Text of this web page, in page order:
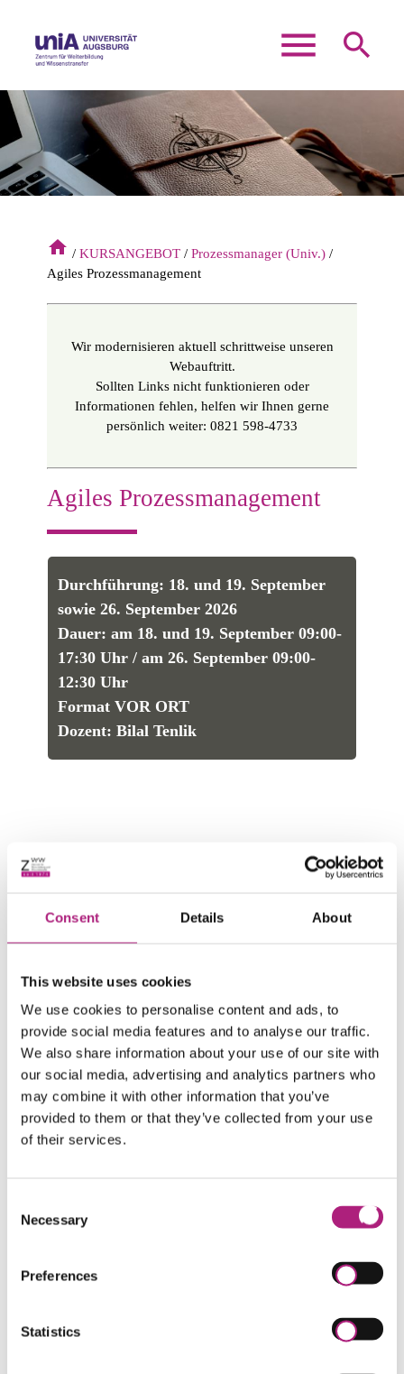
Consent Details About
This website uses cookies
We use cookies to personalise content and ads, to
provide social media features and to analyse our traffic.
We also share information about your use of our site with
our social media, advertising and analytics partners who
may combine it with other information that you’ve
provided to them or that they’ve collected from your use
of their services.
Selection
Necessary
Preferences
Statistics
menu search
Suchbegriffe SUCHEN
home KURSANGEBOT
Prozessmanager (Univ.)
Agiles Prozessmanagement
Wir modernisieren aktuell schrittweise unseren
Webauftritt.
Sollten Links nicht funktionieren oder
Informationen fehlen, helfen wir Ihnen gerne
persönlich weiter: 0821 598-4733
Agiles Prozessmanagement
Durchführung: 18. und 19. September
sowie 26. September 2026
Dauer: am 18. und 19. September 09:00-
17:30 Uhr / am 26. September 09:00-
12:30 Uhr
Format VOR ORT
Dozent: Bilal Tenlik
Nur als Block
beispielhafte agile Methode, mit der schnell griffige
Ergebnisse im Sinne von vorzeigbaren und
diskussionswürdigen Prototypen geschaffen
werden können.
Sie lernen dabei Prozesse aus Kundensicht und
damit bezogen auf den Prozessoutput zu bewerten.
Sie wenden dabei Methoden an, die helfen sich in
Sie lernen im Kurs Design Thinking als eine
Fall aus Ihrem Umfeld an.